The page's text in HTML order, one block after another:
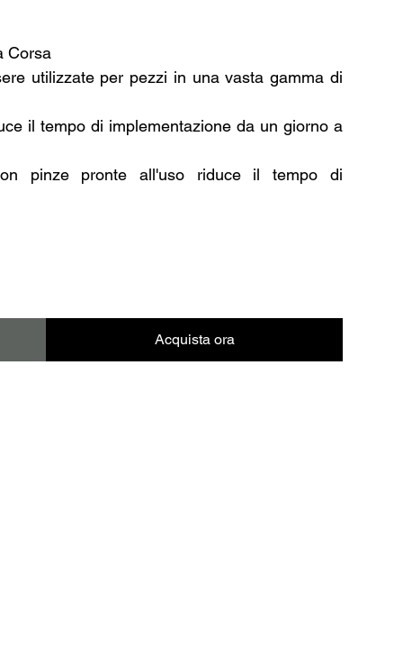
Corsa
utilizzate per pezzi in una vasta gamma di
il tempo di implementazione da un giorno a
pinze pronte all'uso riduce il tempo di
Acquista ora